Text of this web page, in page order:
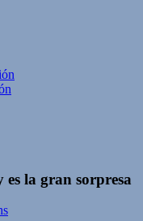
la gran sorpresa